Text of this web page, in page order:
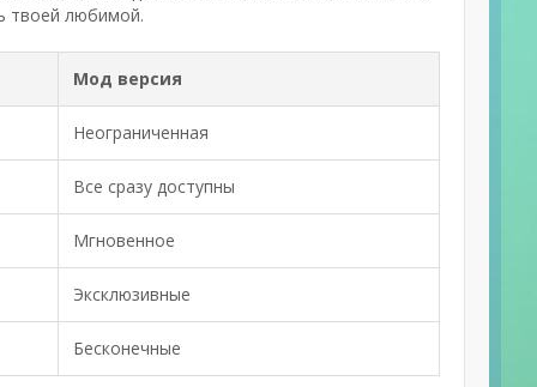
твоей любимой.
Мод версия
Неограниченная
Все сразу доступны
Мгновенное
Эксклюзивные
Бесконечные